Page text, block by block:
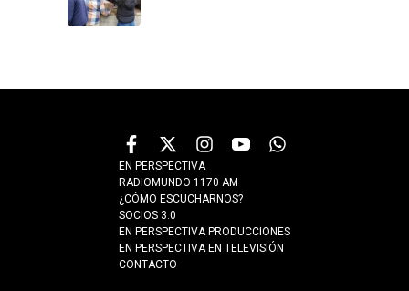
EN PERSPECTIVA
RADIOMUNDO 1170 AM
¿CÓMO ESCUCHARNOS?
SOCIOS 3.0
EN PERSPECTIVA PRODUCCIONES
EN PERSPECTIVA EN TELEVISIÓN
CONTACTO